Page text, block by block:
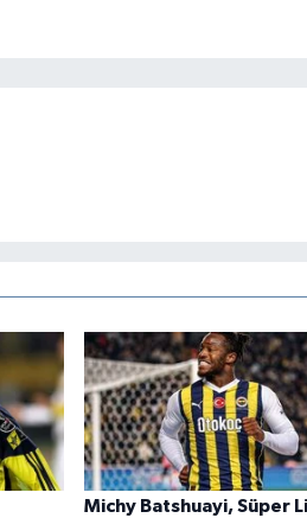
Michy Batshuayi, Süper